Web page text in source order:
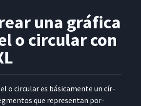
una gráfica
o circular con
o cir­cu­lar es bási­ca­mente un cír­
que rep­re­sen­tan por­
a las 7
de Control de 09:35
La gráfica 05:44